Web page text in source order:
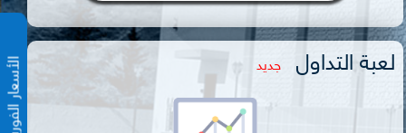
لعبة التداول جديد